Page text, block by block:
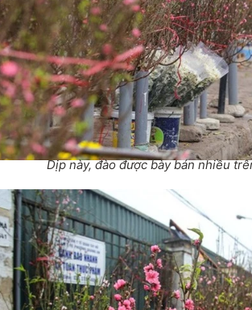
Dịp này, đào được bày bán nhiều